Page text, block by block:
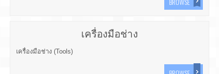
เครื่องมือช่าง
เครื่องมือช่าง (Tools)